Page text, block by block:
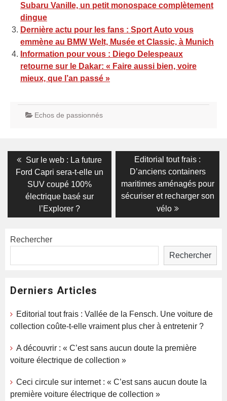
Subaru Vanille, un petit monospace complètement
dingue
Dernière actu pour les fans : Sport Auto vous
emmène au BMW Welt, Musée et Classic, à Munich
Information pour vous : Diego Delespeaux
retourne sur le Dakar: « Faire aussi bien, voire
mieux, que l’an passé »
Echos de passionnés
Navigation
de
l’article
Previous
post:
Sur le web : La future
Ford Capri sera-t-elle un
SUV coupé 100%
électrique basé sur
l’Explorer ?
Next
post:
Editorial tout frais :
D’anciens containers
maritimes aménagés pour
sécuriser et recharger son
vélo
Rechercher
Rechercher
Derniers Articles
Editorial tout frais : Vallée de la Fensch. Une voiture de
collection coûte-t-elle vraiment plus cher à entretenir ?
A découvrir : « C’est sans aucun doute la première
voiture électrique de collection »
Ceci circule sur internet : « C’est sans aucun doute la
première voiture électrique de collection »